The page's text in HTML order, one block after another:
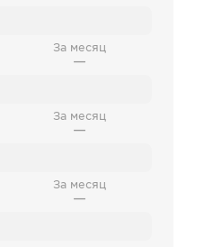
За месяц
—
За месяц
—
За месяц
—